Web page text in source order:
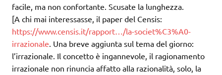
facile, ma non confortante. Scusate la lunghezza.
[A chi mai interessasse, il paper del Censis:
https://www.censis.it/rapport…/la-societ%C3%A0-
irrazionale. Una breve aggiunta sul tema del giorno:
l’irrazionale. Il concetto è ingannevole, il ragionamento
irrazionale non rinuncia affatto alla razionalità, solo, la